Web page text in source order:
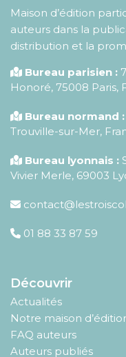
Maison d’édition
auteurs dans la
distribution et la
Bureau parisien :
Honoré, 75008 Paris,
Bureau normand :
Trouville-sur-Mer,
Bureau lyonnais :
Vivier Merle, 69003
01 88 33 87 59
Découvrir
Actualités
Notre maison
FAQ auteurs
Auteurs publiés